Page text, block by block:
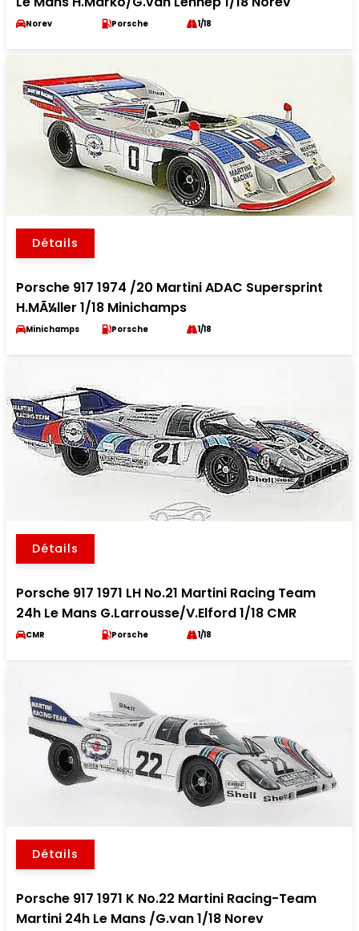
Norev Porsche 1/18
Détails
Porsche 917 1974 /20 Martini ADAC Supersprint
H.MÃ¼ller 1/18 Minichamps
Minichamps Porsche 1/18
Détails
Porsche 917 1971 LH No.21 Martini Racing Team
24h Le Mans G.Larrousse/V.Elford 1/18 CMR
CMR Porsche 1/18
Détails
Porsche 917 1971 K No.22 Martini Racing-Team
Martini 24h Le Mans /G.van 1/18 Norev